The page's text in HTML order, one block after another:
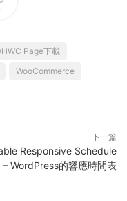
Page下載
WooCommerce
下一篇
Responsive Schedule
– WordPress的響應時間表